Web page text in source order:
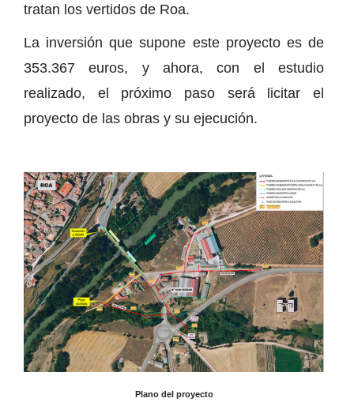
tratan los vertidos de Roa.
La inversión que supone este proyecto es de
353.367 euros, y ahora, con el estudio
realizado, el próximo paso será licitar el
proyecto de las obras y su ejecución.
Plano del proyecto